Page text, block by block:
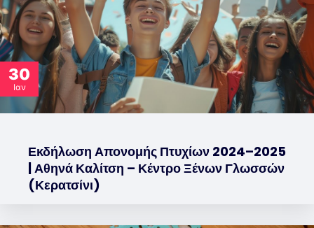
30
Ιαν
Εκδήλωση Απονομής Πτυχίων 2024–2025
| Αθηνά Καλίτση – Κέντρο Ξένων Γλωσσών
(Κερατσίνι)